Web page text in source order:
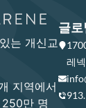
는 개신교
지역에서
만 명
글로
레